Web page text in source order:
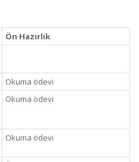
Ön Hazırlık
Okuma ödevi
Okuma ödevi
Okuma ödevi